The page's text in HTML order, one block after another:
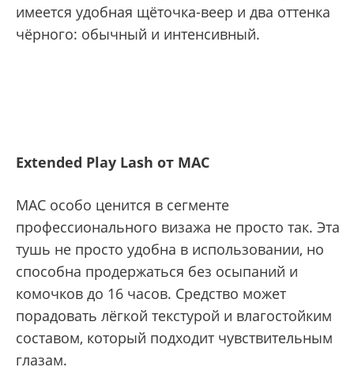
имеется удобная щёточка-веер и два оттенка
чёрного: обычный и интенсивный.
Extended Play Lash от MAC
MAC особо ценится в сегменте
профессионального визажа не просто так. Эта
тушь не просто удобна в использовании, но
способна продержаться без осыпаний и
комочков до 16 часов. Средство может
порадовать лёгкой текстурой и влагостойким
составом, который подходит чувствительным
глазам.